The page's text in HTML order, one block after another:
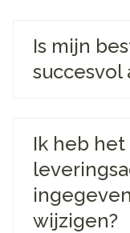
Is mijn
succesvol
Ik heb
wijzigen?